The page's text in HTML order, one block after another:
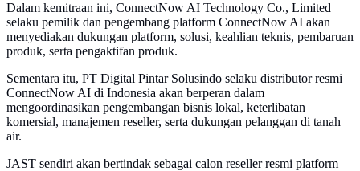
Dalam kemitraan ini, ConnectNow AI Technology Co., Limited
selaku pemilik dan pengembang platform ConnectNow AI akan
menyediakan dukungan platform, solusi, keahlian teknis, pembaruan
produk, serta pengaktifan produk.
Sementara itu, PT Digital Pintar Solusindo selaku distributor resmi
ConnectNow AI di Indonesia akan berperan dalam
mengoordinasikan pengembangan bisnis lokal, keterlibatan
komersial, manajemen reseller, serta dukungan pelanggan di tanah
air.
JAST sendiri akan bertindak sebagai calon reseller resmi platform